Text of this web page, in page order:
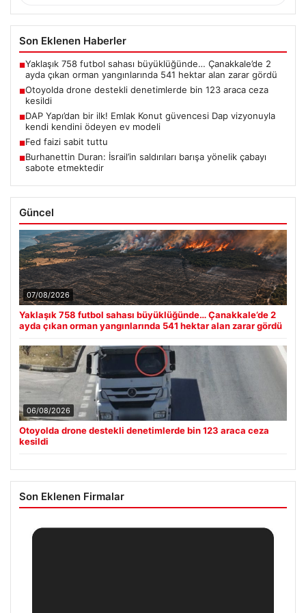
Son Eklenen Haberler
■Yaklaşık 758 futbol sahası büyüklüğünde… Çanakkale’de 2
ayda çıkan orman yangınlarında 541 hektar alan zarar gördü
■Otoyolda drone destekli denetimlerde bin 123 araca ceza
kesildi
■DAP Yapı’dan bir ilk! Emlak Konut güvencesi Dap vizyonuyla
kendi kendini ödeyen ev modeli
■Fed faizi sabit tuttu
■Burhanettin Duran: İsrail’in saldırıları barışa yönelik çabayı
sabote etmektedir
Güncel
07/08/2026
Yaklaşık 758 futbol sahası büyüklüğünde… Çanakkale’de 2
ayda çıkan orman yangınlarında 541 hektar alan zarar gördü
06/08/2026
Otoyolda drone destekli denetimlerde bin 123 araca ceza
kesildi
Son Eklenen Firmalar